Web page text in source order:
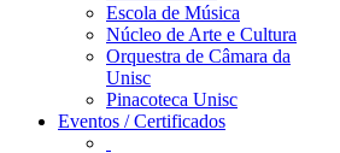
Escola de Música
Núcleo de Arte e Cultura
Orquestra de Câmara da
Unisc
Pinacoteca Unisc
Eventos / Certificados